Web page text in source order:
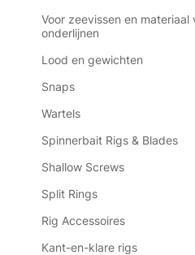
Voor zeevissen en materiaal
onderlijnen
Lood en gewichten
Snaps
Wartels
Spinnerbait Rigs & Blades
Shallow Screws
Split Rings
Rig Accessoires
Kant-en-klare rigs